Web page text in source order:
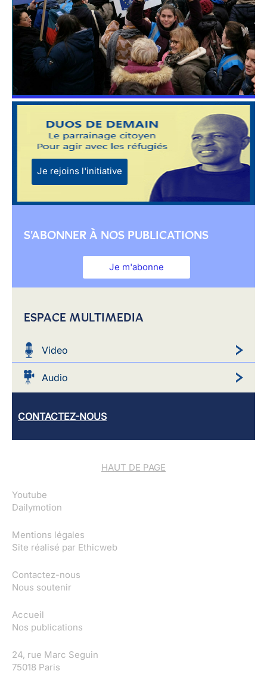
Je rejoins l'initiative
S'ABONNER À NOS PUBLICATIONS
Je m'abonne
ESPACE MULTIMEDIA
Video
Audio
CONTACTEZ-NOUS
HAUT DE PAGE
Youtube
Dailymotion
Mentions légales
Site réalisé par Ethicweb
Contactez-nous
Nous soutenir
Accueil
Nos publications
24, rue Marc Seguin
75018 Paris